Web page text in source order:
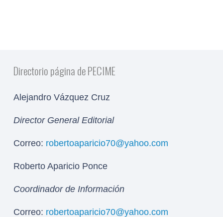
Directorio página de PECIME
Alejandro Vázquez Cruz
Director General Editorial
Correo: robertoaparicio70@yahoo.com
Roberto Aparicio Ponce
Coordinador de Información
Correo: robertoaparicio70@yahoo.com